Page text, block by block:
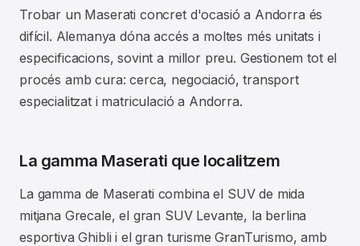
Trobar un Maserati concret d'ocasió a Andorra és
difícil. Alemanya dóna accés a moltes més unitats i
especificacions, sovint a millor preu. Gestionem tot el
procés amb cura: cerca, negociació, transport
especialitzat i matriculació a Andorra.
La gamma Maserati que localitzem
La gamma de Maserati combina el SUV de mida
mitjana Grecale, el gran SUV Levante, la berlina
esportiva Ghibli i el gran turisme GranTurismo, amb